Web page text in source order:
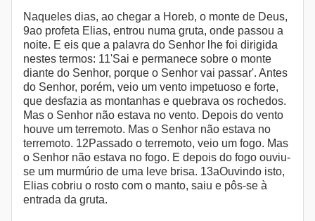
Naqueles dias, ao chegar a Horeb, o monte de Deus,
9ao profeta Elias, entrou numa gruta, onde passou a
noite. E eis que a palavra do Senhor lhe foi dirigida
nestes termos: 11'Sai e permanece sobre o monte
diante do Senhor, porque o Senhor vai passar'. Antes
do Senhor, porém, veio um vento impetuoso e forte,
que desfazia as montanhas e quebrava os rochedos.
Mas o Senhor não estava no vento. Depois do vento
houve um terremoto. Mas o Senhor não estava no
terremoto. 12Passado o terremoto, veio um fogo. Mas
o Senhor não estava no fogo. E depois do fogo ouviu-
se um murmúrio de uma leve brisa. 13aOuvindo isto,
Elias cobriu o rosto com o manto, saiu e pôs-se à
entrada da gruta.